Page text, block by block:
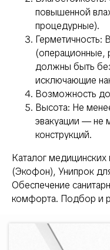
повышенной
процедурные).
Герметичность:
(операционные,
должны быть
исключающие
Возможность
Высота: Не
эвакуации — не
конструкций.
Каталог медицинских
(Экофон), Унипрок
Обеспечение
комфорта. Подбор и